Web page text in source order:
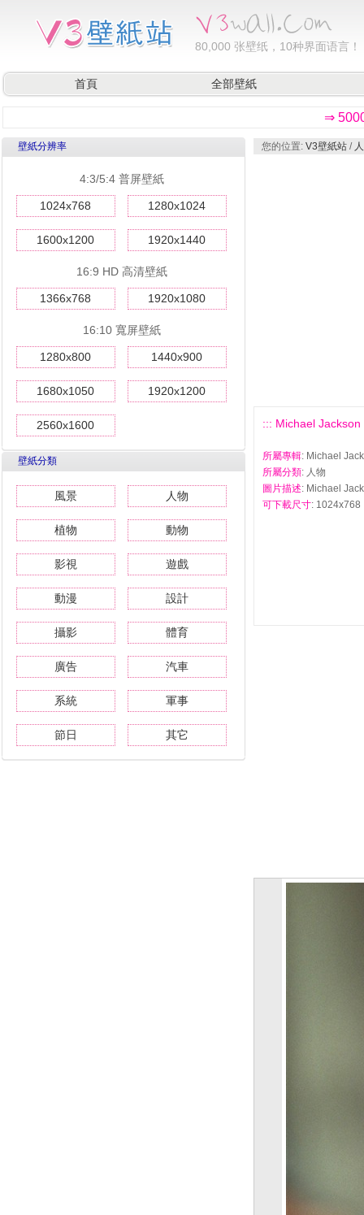
80,000 张壁纸，10种界面语言！
首頁 全部壁紙
⇒
壁紙分辨率
4:3/5:4 普屏壁紙
1024x768 1280x1024
1600x1200 1920x1440
16:9 HD 高清壁紙
1366x768 1920x1080
16:10 寬屏壁紙
1280x800 1440x900
1680x1050 1920x1200
2560x1600
壁紙分類
風景 人物
植物 動物
影視 遊戲
動漫 設計
攝影 體育
廣告 汽車
系統 軍事
節日 其它
您的位置: V3壁紙站 /
::: Michael
所屬專輯: Michael
所屬分類: 人物
圖片描述: Michael
可下載尺寸: